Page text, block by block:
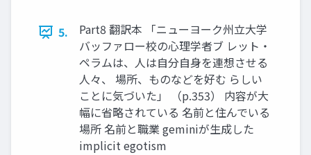
5.
Part8 翻訳本 「ニューヨーク州立大学
バッファロー校の心理学者ブ レット・
ペラムは、人は自分自身を連想させる
人々、 場所、ものなどを好む らしい
ことに気づいた」 （p.353） 内容が大
幅に省略されている 名前と住んでいる
場所 名前と職業 geminiが生成した
implicit egotism